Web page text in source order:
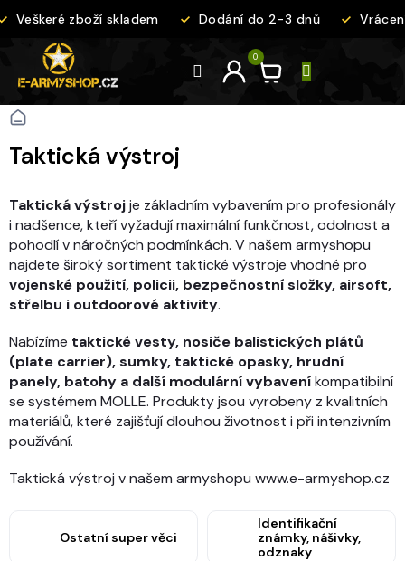
naVeškeré zboží skladem Dodání do 2-3 dnů Vrácení
Taktická výstroj
Taktická výstrojje základním vybavením pro profesionály
i nadšence, kteří vyžadují maximální funkčnost, odolnost a
pohodlí v náročných podmínkách. V našem armyshopu
najdete široký sortiment taktické výstroje vhodné pro
vojenské použití, policii, bezpečnostní složky, airsoft,
střelbu i outdoorové aktivity.
Nabízíme taktické vesty, nosiče balistických plátů
(plate carrier), sumky, taktické opasky, hrudní
panely, batohy a další modulární vybaveníkompatibilní
se systémem MOLLE. Produkty jsou vyrobeny z kvalitních
materiálů, které zajišťují dlouhou životnost i při intenzivním
používání.
Taktická výstroj v našem armyshopu www.e-armyshop.cz
Ostatní super věci
Identifikační
známky, nášivky,
odznaky